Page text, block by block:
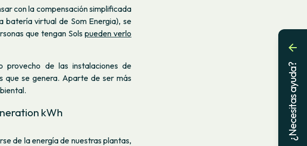
con la compensación simplificada
batería virtual de Som Energia), se
que tengan Solspueden verlo
de las instalaciones de
que se genera. Aparte de ser más
kWh
de la energía de nuestras plantas,
¿Necesitas ayuda?